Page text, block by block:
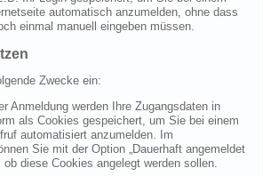
automatisch anzumelden, ohne dass
einmal manuell eingeben müssen.
Zwecke ein:
Anmeldung werden Ihre Zugangsdaten in
als Cookies gespeichert, um Sie bei einem
automatisiert anzumelden. Im
Sie mit der Option „Dauerhaft angemeldet
ob diese Cookies angelegt werden sollen.